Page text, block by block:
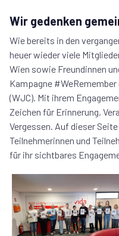
Wir gedenken
Wie bereits in den
heuer wieder viele
Wien sowie Freundinnen
Kampagne
(WJC). Mit ihrem
Zeichen für Erinnerung,
Vergessen. Auf dieser
Teilnehmerinnen und
für ihr sichtbares